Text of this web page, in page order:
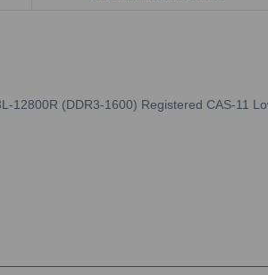
12800R (DDR3-1600) Registered CAS-11